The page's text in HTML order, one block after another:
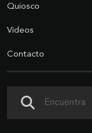
Quiosco
Videos
Contacto